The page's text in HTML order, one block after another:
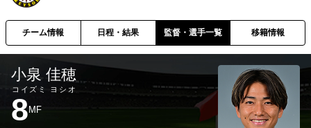
チーム情報 日程・結果 監督・選手一覧 移籍情報
小泉 佳穂
コイズミ ヨシオ
8 MF